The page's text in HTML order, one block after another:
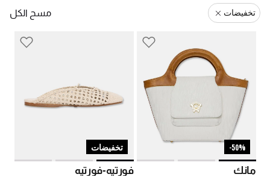
تخفيضات
Remove Filter Currently Refined By تخفيضات: تخفيضات
مسح الكل
50%-
مانك
تخفيضات
فورتيه-فورتيه